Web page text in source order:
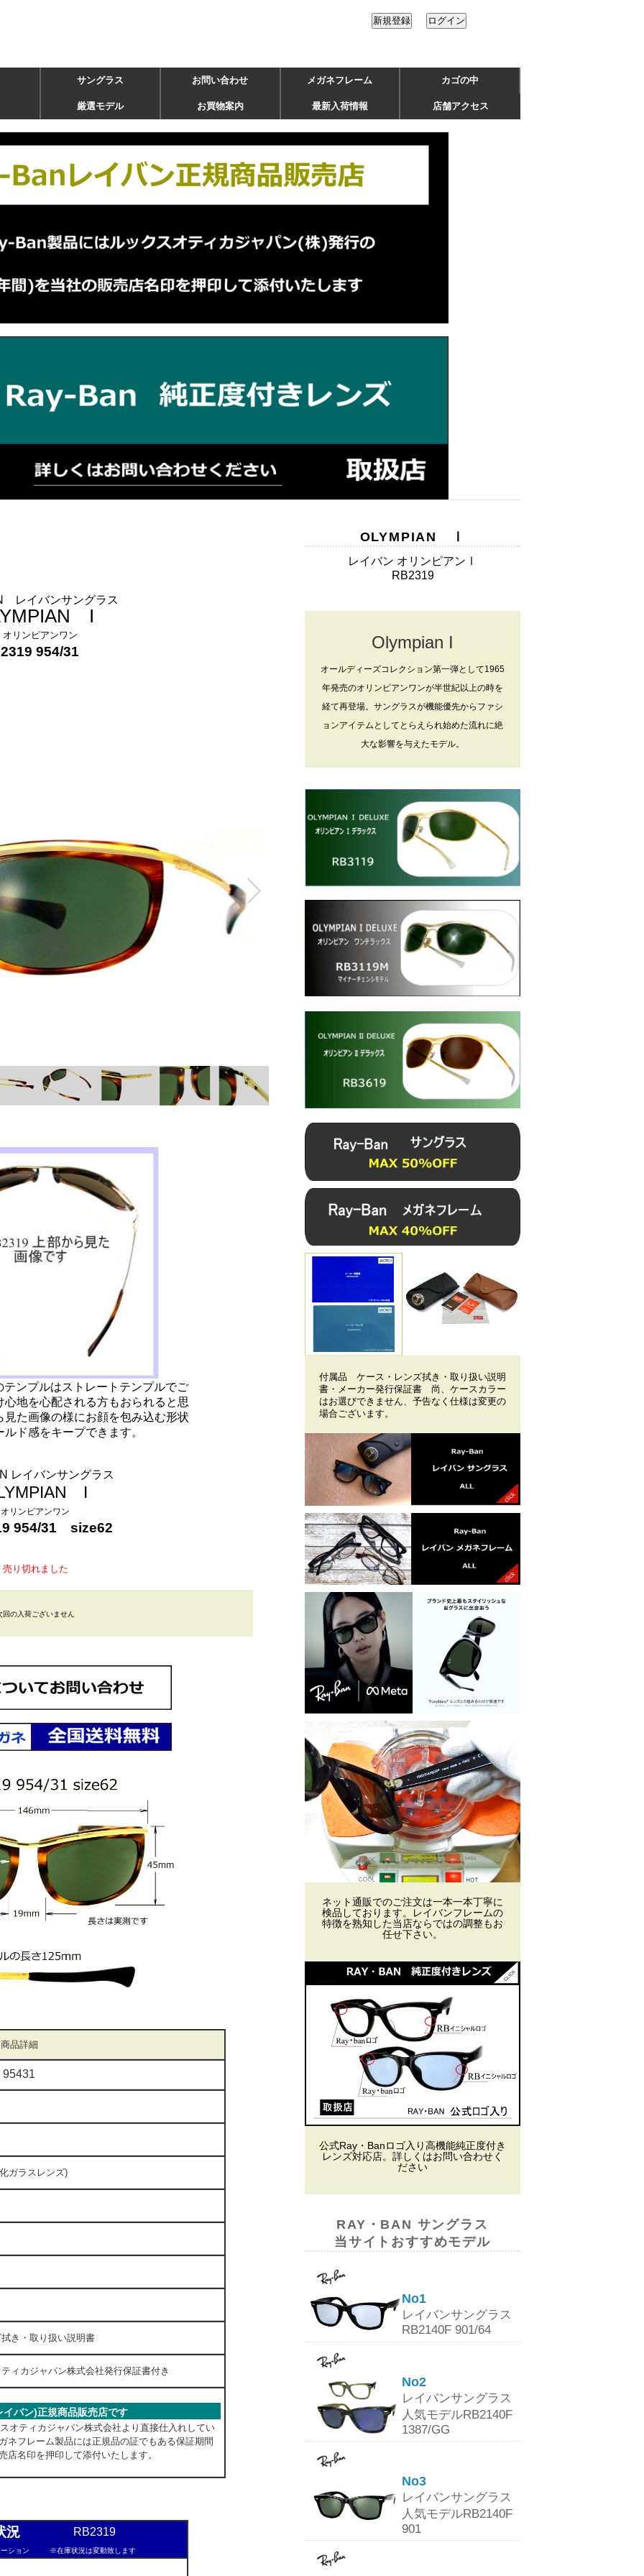
サングラス お問い合わせ メガネフレーム カゴの中
厳選モデル お買物案内 最新入荷情報 店舗アクセス
レイバンサングラス
I
オリンピアンワン
954/31
ンプルはストレートテンプルでご
心地を心配される方もおられると思
見た画像の様にお顔を包み込む形状
ド感をキープできます。
レイバンサングラス
I
オリンピアンワン
954/31 size62
売り切れました
回の入荷ございません
商品詳細
ガラスレンズ)
拭き・取り扱い説明書
ィカジャパン株式会社発行保証書付き
バン)正規商品販売店です
オティカジャパン株式会社より直接仕入れしてい
フレーム製品には正規品の証でもある保証期間
名印を押印して添付いたします。
況 RB2319
ション ※在庫状況は変動致します
OLYMPIAN Ⅰ
レイバン オリンピアンⅠ
RB2319
Olympian I
オールディーズコレクション第一弾として1965
年発売のオリンピアンワンが半世紀以上の時を
経て再登場。サングラスが機能優先からファシ
ョンアイテムとしてとらえられ始めた流れに絶
大な影響を与えたモデル。
付属品 ケース・レンズ拭き・取り扱い説明
書・メーカー発行保証書 尚、ケースカラー
はお選びできません、予告なく仕様は変更の
場合ございます。
ネット通販でのご注文は一本一本丁寧に
検品しております。レイバンフレームの
特徴を熟知した当店ならではの調整もお
任せ下さい。
公式Ray・Banロゴ入り高機能純正度付き
レンズ対応店。詳しくはお問い合わせく
ださい
RAY・BAN サングラス
当サイトおすすめモデル
No1
レイバンサングラス
RB2140F 901/64
No2
レイバンサングラス
人気モデルRB2140F
1387/GG
No3
レイバンサングラス
人気モデルRB2140F
901